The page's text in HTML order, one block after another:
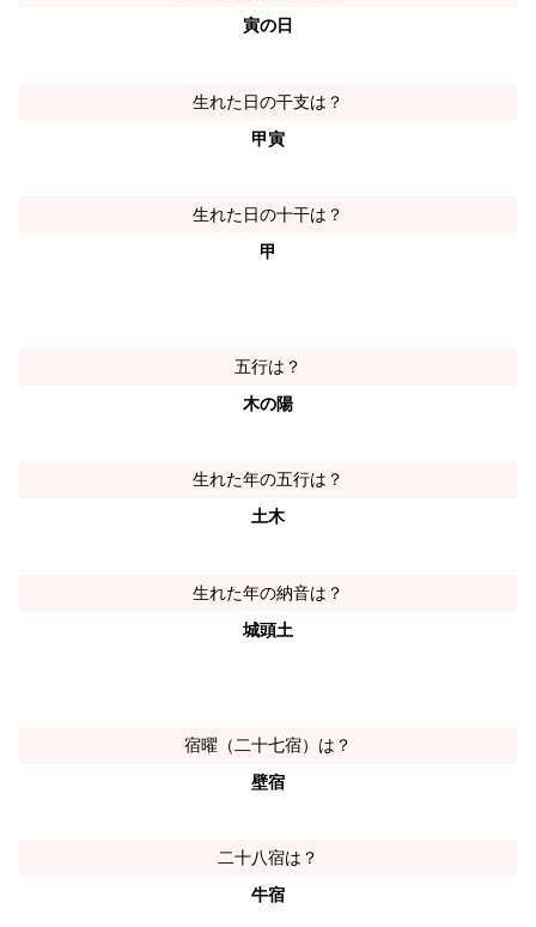
寅の日
生れた日の干支は？
甲寅
生れた日の十干は？
甲
五行は？
木の陽
生れた年の五行は？
土木
生れた年の納音は？
城頭土
宿曜（二十七宿）は？
壁宿
二十八宿は？
牛宿